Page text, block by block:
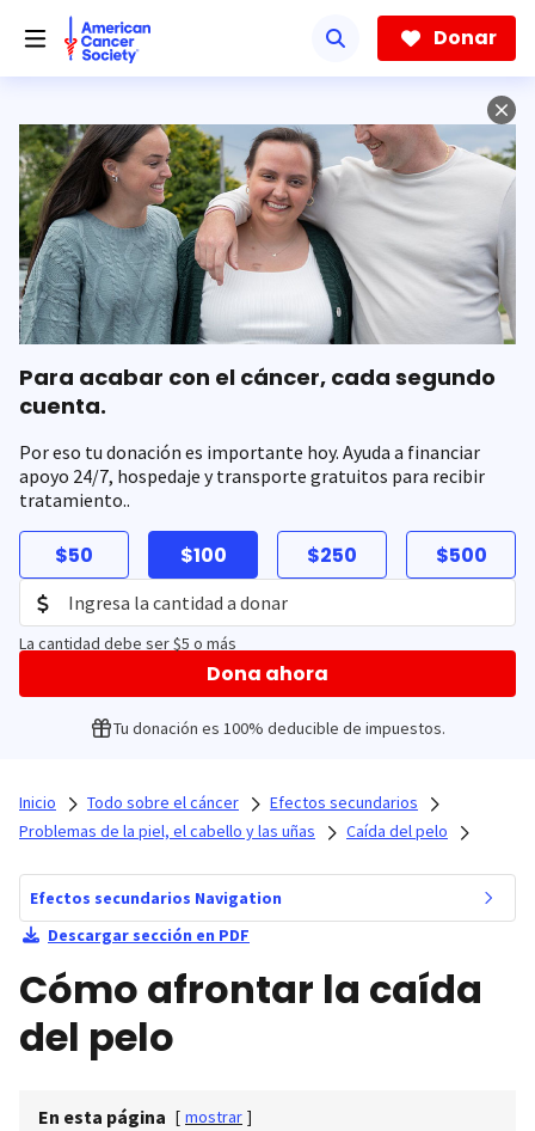
hacia
contenido
Donar
Para acabar con el cáncer, cada segundo
cuenta.
Por eso tu donación es importante hoy. Ayuda a financiar
apoyo 24/7, hospedaje y transporte gratuitos para recibir
tratamiento..
$50 $100 $250 $500
La cantidad debe ser $5 o más
Dona ahora
Tu donación es 100% deducible de impuestos.
Inicio Todo sobre el cáncer
Efectos secundarios
Problemas de la piel, el cabello y las uñas
Caída del pelo
Efectos secundarios Navigation
Descargar sección en PDF
Cómo afrontar la caída
del pelo
En esta página [ mostrar ]